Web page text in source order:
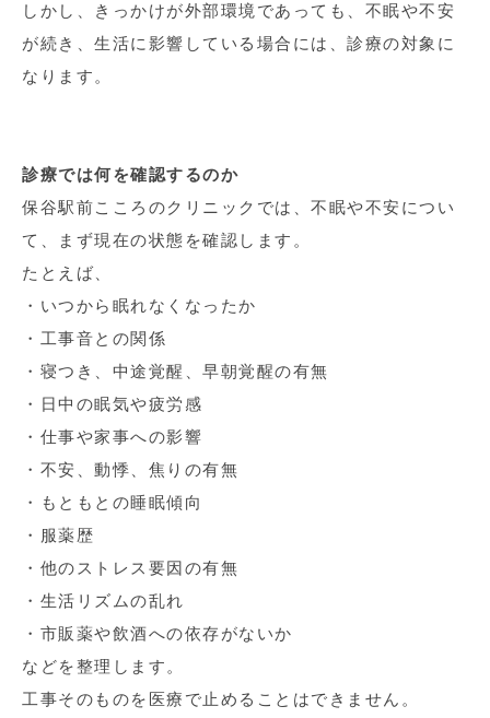
しかし、きっかけが外部環境であっても、不眠や不安
が続き、生活に影響している場合には、診療の対象に
なります。
診療では何を確認するのか
保谷駅前こころのクリニックでは、不眠や不安につい
て、まず現在の状態を確認します。
たとえば、
・いつから眠れなくなったか
・工事音との関係
・寝つき、中途覚醒、早朝覚醒の有無
・日中の眠気や疲労感
・仕事や家事への影響
・不安、動悸、焦りの有無
・もともとの睡眠傾向
・服薬歴
・他のストレス要因の有無
・生活リズムの乱れ
・市販薬や飲酒への依存がないか
などを整理します。
工事そのものを医療で止めることはできません。